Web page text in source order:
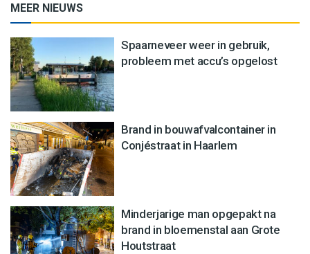
MEER NIEUWS
Spaarneveer weer in gebruik,
probleem met accu’s opgelost
Brand in bouwafvalcontainer in
Conjéstraat in Haarlem
Minderjarige man opgepakt na
brand in bloemenstal aan Grote
Houtstraat